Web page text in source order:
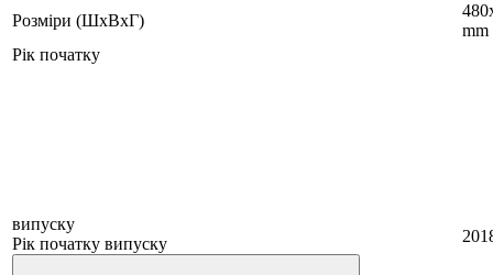
Розміри (ШхВхГ)
mm
Рік початку
випуску
Рік початку випуску